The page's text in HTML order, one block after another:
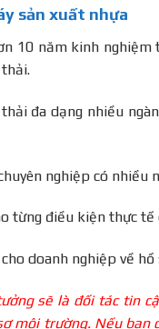
sản xuất nhựa
10 năm kinh
đa dạng nhiều
nghiệp có nhiều
từng điều kiện thực
doanh nghiệp về
sẽ là đối tác tin
môi trường. Nếu bạn